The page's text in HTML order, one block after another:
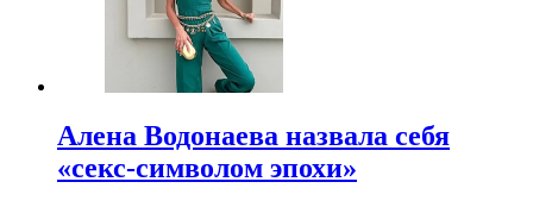
Алена Водонаева назвала себя
«секс-символом эпохи»